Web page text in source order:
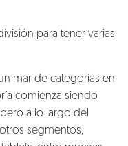
para tener varias
mar de categorías en
comienza siendo
a lo largo del
segmentos,